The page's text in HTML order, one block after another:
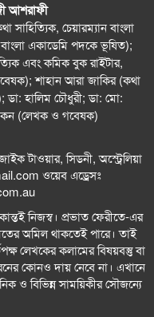
আশরাফী
সাহিত্যিক, চেয়ারম্যান বাংলা
একাডেমি পদকে ভূষিত);
এবং কমিক বুক রাইটার,
শাহান আরা জাকির (কথা
ডা: হালিম চৌধুরী; ডা: মো:
(লেখক ও গবেষক)
টাওয়ার, সিডনী, অস্ট্রেলিয়া
ওয়েব এড্রেসঃ
নিজস্ব। প্রভাত ফেরীতে-এর
অমিল থাকতেই পারে। তাই
লেখকের কলামের বিষয়বস্তু বা
কোনও দায় নেবে না। এখানে
ও বিভিন্ন সাময়িকীর সৌজন্যে